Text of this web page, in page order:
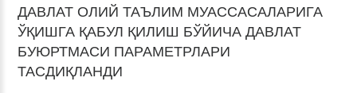
ДАВЛАТ ОЛИЙ ТАЪЛИМ МУАССАСАЛАРИГА
ЎҚИШГА ҚАБУЛ ҚИЛИШ БЎЙИЧА ДАВЛАТ
БУЮРТМАСИ ПАРАМЕТРЛАРИ
ТАСДИҚЛАНДИ